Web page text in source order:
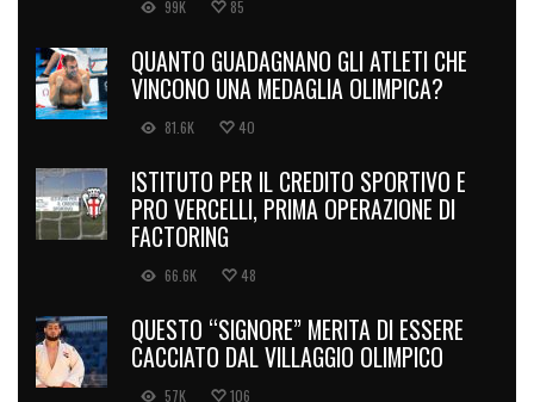
99K 85
QUANTO GUADAGNANO GLI ATLETI CHE
VINCONO UNA MEDAGLIA OLIMPICA?
81.6K 40
ISTITUTO PER IL CREDITO SPORTIVO E
PRO VERCELLI, PRIMA OPERAZIONE DI
FACTORING
66.6K 48
QUESTO “SIGNORE” MERITA DI ESSERE
CACCIATO DAL VILLAGGIO OLIMPICO
57K 106